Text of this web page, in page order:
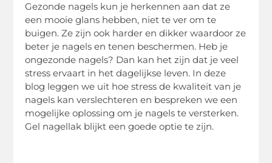
Gezonde nagels kun je herkennen aan dat ze
een mooie glans hebben, niet te ver om te
buigen. Ze zijn ook harder en dikker waardoor ze
beter je nagels en tenen beschermen. Heb je
ongezonde nagels? Dan kan het zijn dat je veel
stress ervaart in het dagelijkse leven. In deze
blog leggen we uit hoe stress de kwaliteit van je
nagels kan verslechteren en bespreken we een
mogelijke oplossing om je nagels te versterken.
Gel nagellak blijkt een goede optie te zijn.